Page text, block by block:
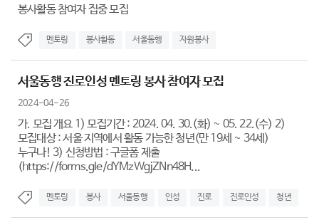
봉사활동 참여자 집중 모집
멘토링 봉사활동 서울동행 자원봉사
서울동행 진로인성 멘토링 봉사 참여자 모집
2024-04-26
가. 모집 개요 1) 모집기간 : 2024. 04. 30.(화) ~ 05. 22.(수) 2)
모집대상 : 서울 지역에서 활동 가능한 청년(만 19세 ~ 34세)
누구나! 3) 신청방법 : 구글폼 제출
(https://forms.gle/dYMzWgjZNn48H...
멘토링 봉사 서울동행 인성 진로 진로인성 청년